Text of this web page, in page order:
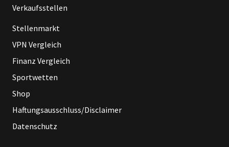
Verkaufsstellen
Stellenmarkt
VPN Vergleich
Finanz Vergleich
Sportwetten
Shop
Haftungsausschluss/Disclaimer
Datenschutz